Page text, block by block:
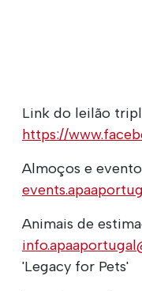
Link do leilão
https://
Almoços e
Animais de
'Legacy for Pets'